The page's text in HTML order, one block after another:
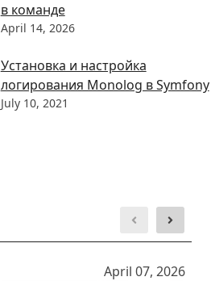
в команде
April 14, 2026
Установка и настройка
логирования Monolog в Symfony
July 10, 2021
April 07, 2026